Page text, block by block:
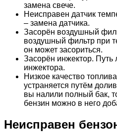
замена свече.
Неисправен датчик
– замена датчика.
Засорён воздушный
воздушный фильтр при
он может засориться.
Засорён инжектор. Путь
инжектора.
Низкое качество
устраняется путём
вы налили полный бак,
бензин можно в него
Неисправен